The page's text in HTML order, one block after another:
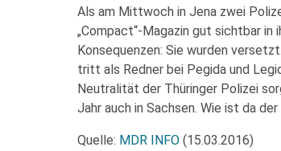
Als am Mittwoch in Jena zwei
„Compact“-Magazin gut sichtbar
Konsequenzen: Sie wurden
tritt als Redner bei Pegida und
Neutralität der Thüringer Polizei
Jahr auch in Sachsen. Wie ist da
Quelle: MDR INFO (15.03.2016)